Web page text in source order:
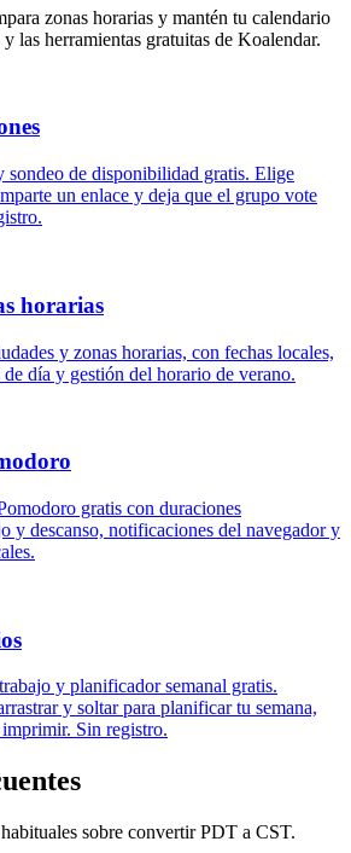
zonas horarias y mantén tu calendario
las herramientas gratuitas de Koalendar.
sondeo de disponibilidad gratis. Elige
un enlace y deja que el grupo vote
horarias
y zonas horarias, con fechas locales,
día y gestión del horario de verano.
gratis con duraciones
y descanso, notificaciones del navegador y
y planificador semanal gratis.
y soltar para planificar tu semana,
Sin registro.
sobre convertir PDT a CST.